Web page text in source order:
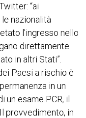
“ai
nazionalità
l’ingresso nello
direttamente
in altri Stati”.
Paesi a rischio è
in un
un esame PCR, il
provvedimento, in